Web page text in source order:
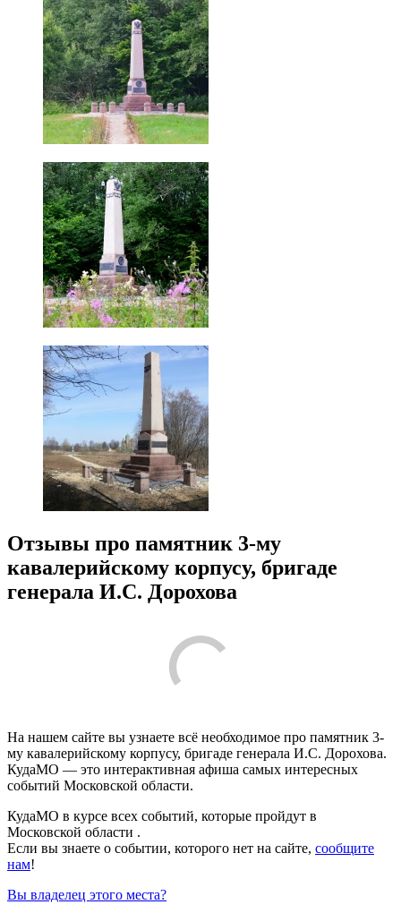
Отзывы про памятник 3-му
кавалерийскому корпусу, бригаде
генерала И.С. Дорохова
На нашем сайте вы узнаете всё необходимое про памятник 3-
му кавалерийскому корпусу, бригаде генерала И.С. Дорохова.
КудаМО — это интерактивная афиша самых интересных
событий Московской области.
КудаМО в курсе всех событий, которые пройдут в
Московской области .
Если вы знаете о событии, которого нет на сайте, сообщите
нам!
Вы владелец этого места?